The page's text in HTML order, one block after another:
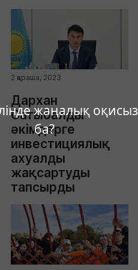
жаңалық оқисыз
ба?
2 қараша, 2023
Дархан
Сатыбалды
әкімдерге
инвестициялық
ахуалды
жақсартуды
тапсырды